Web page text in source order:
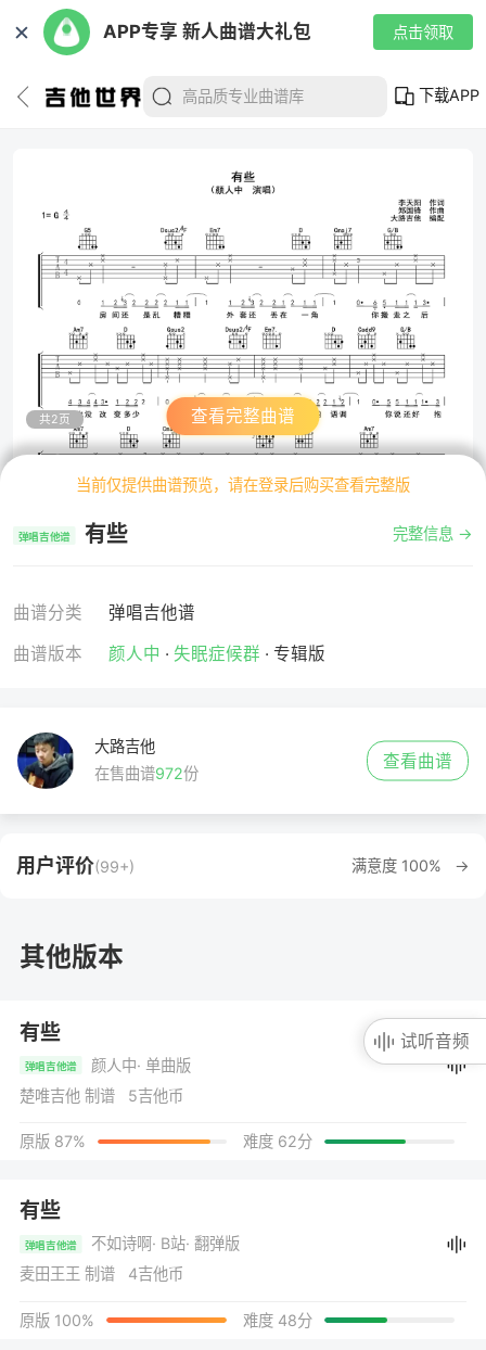
✕ APP专享 新人曲谱大礼包 点击领取
下载APP
共2页 查看完整曲谱
当前仅提供曲谱预览，请在登录后购买查看完整版
完整信息 →
弹唱吉他谱 有些
曲谱分类
弹唱吉他谱
曲谱版本
颜人中 · 失眠症候群 · 专辑版
大路吉他
在售曲谱972份
查看曲谱
满意度 100% →
用户评价(99+)
其他版本
有些
弹唱吉他谱 颜人中· 单曲版
楚唯吉他 制谱 5吉他币
原版 87% 难度 62分
有些
弹唱吉他谱 不如诗啊· B站· 翻弹版
麦田王王 制谱 4吉他币
原版 100% 难度 48分
试听音频